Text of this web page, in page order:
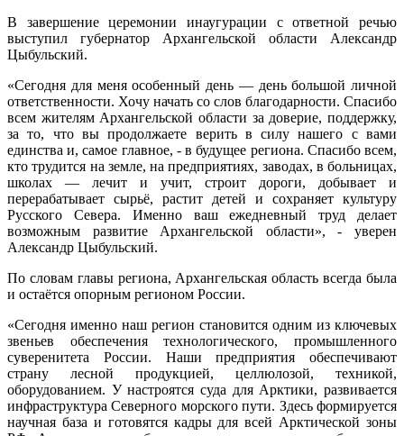
В завершение церемонии инаугурации с ответной речью
выступил губернатор Архангельской области Александр
Цыбульский.
«Сегодня для меня особенный день — день большой личной
ответственности. Хочу начать со слов благодарности. Спасибо
всем жителям Архангельской области за доверие, поддержку,
за то, что вы продолжаете верить в силу нашего с вами
единства и, самое главное, - в будущее региона. Спасибо всем,
кто трудится на земле, на предприятиях, заводах, в больницах,
школах — лечит и учит, строит дороги, добывает и
перерабатывает сырьё, растит детей и сохраняет культуру
Русского Севера. Именно ваш ежедневный труд делает
возможным развитие Архангельской области», - уверен
Александр Цыбульский.
По словам главы региона, Архангельская область всегда была
и остаётся опорным регионом России.
«Сегодня именно наш регион становится одним из ключевых
звеньев обеспечения технологического, промышленного
суверенитета России. Наши предприятия обеспечивают
страну лесной продукцией, целлюлозой, техникой,
оборудованием. У настроятся суда для Арктики, развивается
инфраструктура Северного морского пути. Здесь формируется
научная база и готовятся кадры для всей Арктической зоны